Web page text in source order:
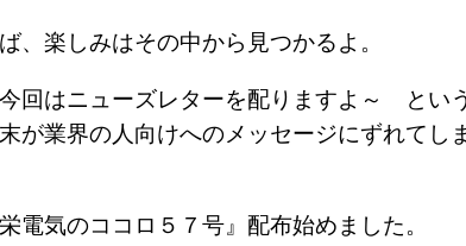
、楽しみはその中から見つかるよ。
回はニューズレターを配りますよ～ とい
が業界の人向けへのメッセージにずれてし
電気のココロ５７号』配布始めました。